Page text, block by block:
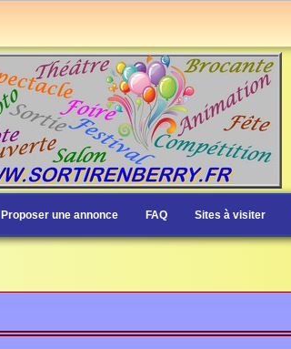
Proposer une annonce FAQ Sites à visiter